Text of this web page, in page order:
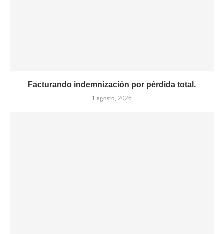
Facturando indemnización por pérdida total.
1 agosto, 2026